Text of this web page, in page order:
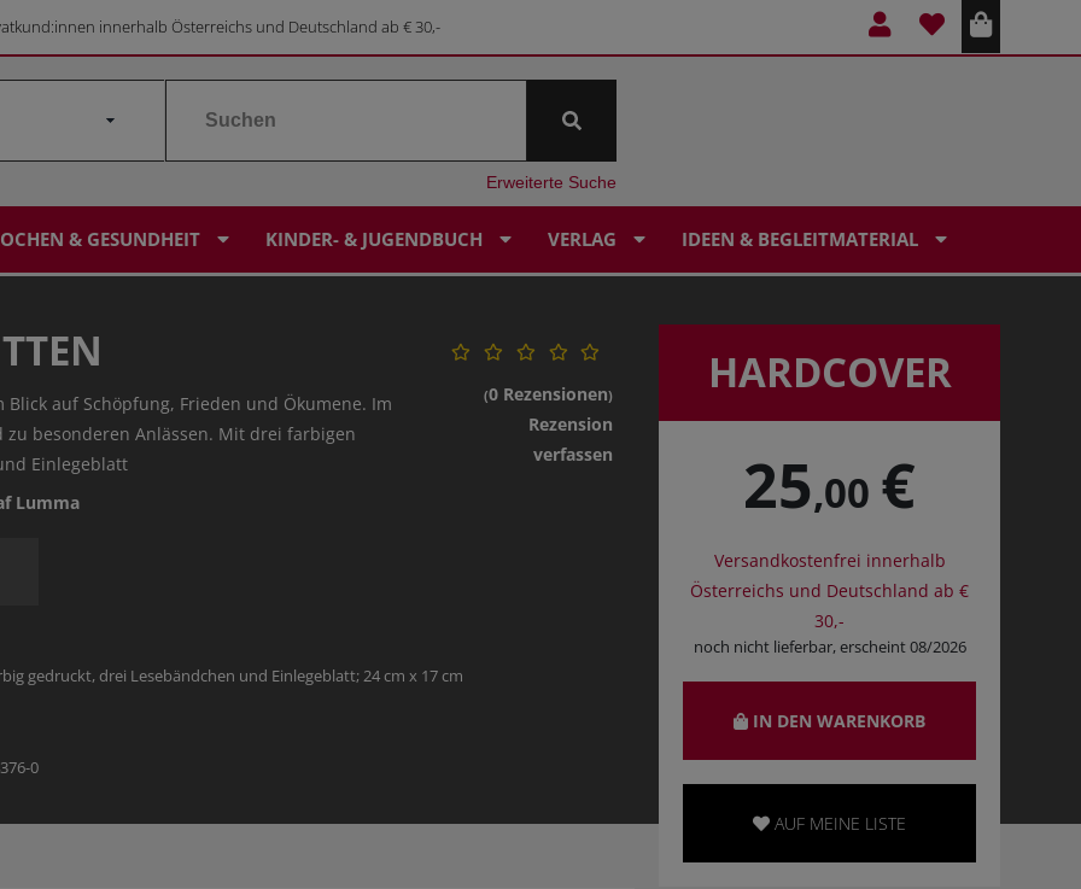
innerhalb Österreichs und Deutschland ab € 30,-
Erweiterte Suche
LEBENSORIENTIERUNG
RELIGIÖSES KINDERBUCH
ALPINGESCHICHTE
PILGERN
& GESUNDHEIT
GESUNDHEIT
SONDERANGEBOTE
KINDER- & JUGENDBUCH
KINDERBUCH
SAGEN & MÄRCHEN
VERLAG
SERVICE & KONTAKT
PRESSE
PARTNER
IDEEN & BEGLEITMATERIAL
BILDERBUCHKALENDER
SAGEN-SCHATZKISTE
Blick auf Schöpfung, Frieden und Ökumene. Im
zu besonderen Anlässen. Mit drei farbigen
Einlegeblatt
Lumma
(0 Rezensionen)
Rezension
verfassen
gedruckt, drei Lesebändchen und Einlegeblatt; 24 cm x 17 cm
0
HARDCOVER
25,00 €
Versandkostenfrei innerhalb
Österreichs und Deutschland ab €
30,-
noch nicht lieferbar, erscheint 08/2026
IN DEN WARENKORB
AUF MEINE LISTE